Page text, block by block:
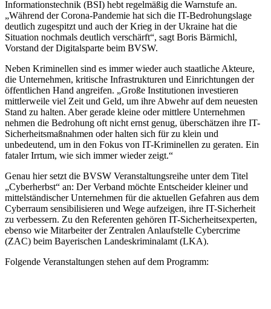
Informationstechnik (BSI) hebt regelmäßig die Warnstufe an.
„Während der Corona-Pandemie hat sich die IT-Bedrohungslage
deutlich zugespitzt und auch der Krieg in der Ukraine hat die
Situation nochmals deutlich verschärft“, sagt Boris Bärmichl,
Vorstand der Digitalsparte beim BVSW.
Neben Kriminellen sind es immer wieder auch staatliche Akteure,
die Unternehmen, kritische Infrastrukturen und Einrichtungen der
öffentlichen Hand angreifen. „Große Institutionen investieren
mittlerweile viel Zeit und Geld, um ihre Abwehr auf dem neuesten
Stand zu halten. Aber gerade kleine oder mittlere Unternehmen
nehmen die Bedrohung oft nicht ernst genug, überschätzen ihre IT-
Sicherheitsmaßnahmen oder halten sich für zu klein und
unbedeutend, um in den Fokus von IT-Kriminellen zu geraten. Ein
fataler Irrtum, wie sich immer wieder zeigt.“
Genau hier setzt die BVSW Veranstaltungsreihe unter dem Titel
„Cyberherbst“ an: Der Verband möchte Entscheider kleiner und
mittelständischer Unternehmen für die aktuellen Gefahren aus dem
Cyberraum sensibilisieren und Wege aufzeigen, ihre IT-Sicherheit
zu verbessern. Zu den Referenten gehören IT-Sicherheitsexperten,
ebenso wie Mitarbeiter der Zentralen Anlaufstelle Cybercrime
(ZAC) beim Bayerischen Landeskriminalamt (LKA).
Folgende Veranstaltungen stehen auf dem Programm: